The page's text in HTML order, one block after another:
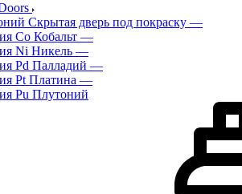
Скрытая дверь под покраску —
Co Кобальт —
Ni Никель —
Pd Палладий —
Pt Платина —
Pu Плутоний